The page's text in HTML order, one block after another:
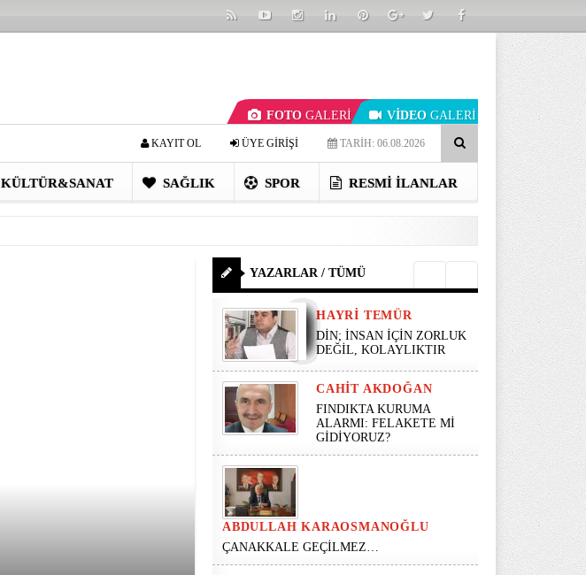
FOTO GALERİ VİDEO GALERİ
TARİH: 06.08.2026
ÜYE GİRİŞİ
KAYIT OL
KÜLTÜR&SANAT SAĞLIK SPOR RESMI İLANLAR
YAZARLAR / TÜMÜ
HAYRI TEMÜR
DİN; İNSAN İÇİN ZORLUK
DEĞİL, KOLAYLIKTIR
CAHIT AKDOĞAN
FINDIKTA KURUMA
ALARMI: FELAKETE Mİ
GİDİYORUZ?
ABDULLAH KARAOSMANOĞLU
ÇANAKKALE GEÇİLMEZ…